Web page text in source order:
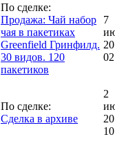
По сделке:
Продажа: Чай набор
чая в пакетиках
Greenfield Гринфилд.
30 видов. 120
пакетиков
7
По сделке:
Сделка в архиве
2